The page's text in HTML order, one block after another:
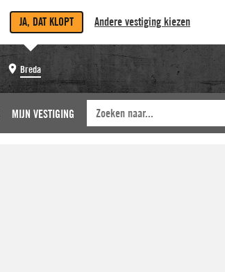
JA, DAT KLOPT Andere vestiging kiezen
Breda
MIJN VESTIGING